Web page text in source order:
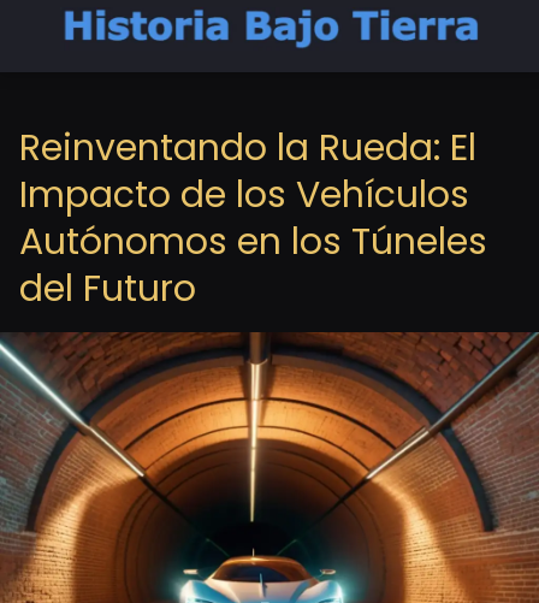
Reinventando la Rueda: El
Impacto de los Vehículos
Autónomos en los Túneles
del Futuro